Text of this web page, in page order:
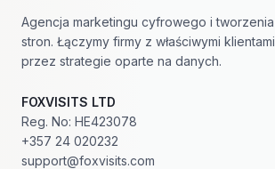
Agencja marketingu cyfrowego i tworzenia
stron. Łączymy firmy z właściwymi klientami
przez strategie oparte na danych.
FOXVISITS LTD
Reg. No: HE423078
+357 24 020232
support@foxvisits.com